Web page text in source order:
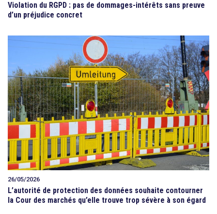
Violation du RGPD : pas de dommages-intérêts sans preuve
d’un préjudice concret
26/05/2026
L’autorité de protection des données souhaite contourner
la Cour des marchés qu’elle trouve trop sévère à son égard